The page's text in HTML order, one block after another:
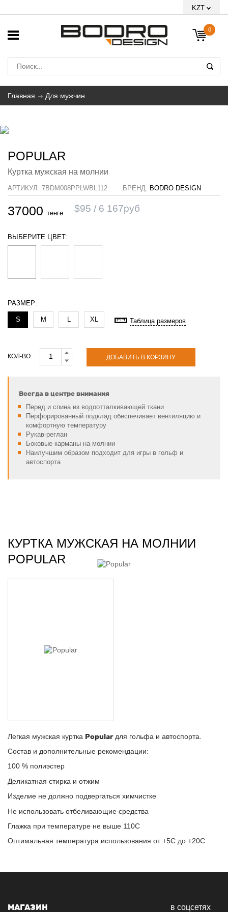
KZT
0
Главная Для мужчин
POPULAR
Куртка мужская на молнии
АРТИКУЛ: 7BDM008PPLWBL112 БРЕНД: BODRO DESIGN
37000 тенге $95 6 167руб
ВЫБЕРИТЕ ЦВЕТ:
РАЗМЕР:
S M XL Таблица размеров
КОЛ-ВО: ДОБАВИТЬ В КОРЗИНУ
Всегда в центре внимания
Перед и спина из водоотталкивающей ткани
Перфорированный подклад обеспечивает вентиляцию и
комфортную температуру
Рукав-реглан
Боковые карманы на молнии
Наилучшим образом подходит для игры в гольф и
автоспорта
КУРТКА МУЖСКАЯ НА МОЛНИИ
POPULAR
Легкая мужская куртка Popular для гольфа и автоспорта.
Состав и дополнительные рекомендации:
100 % полиэстер
Деликатная стирка и отжим
Изделие не должно подвергаться химчистке
Не использовать отбеливающие средства
Глажка при температуре не выше 110С
Оптимальная температура использования от +5С до +20С
в соцсетях
МАГАЗИН